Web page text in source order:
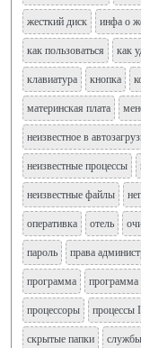
жесткий диск инфа о
как пользоваться как
клавиатура кнопка
материнская плата
неизвестное в
неизвестные процессы
неизвестные файлы
оперативка отель
пароль права
программа
процессоры процессы
скрытые папки службы